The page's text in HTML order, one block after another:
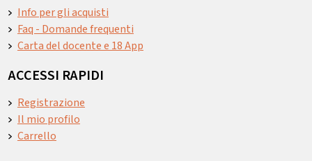
Info per gli acquisti
Faq - Domande frequenti
Carta del docente e 18 App
ACCESSI RAPIDI
Registrazione
Il mio profilo
Carrello